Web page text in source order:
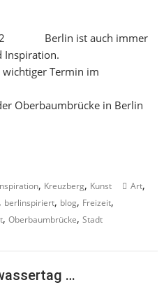
Berlin ist auch immer
Inspiration.
wichtiger Termin im
Oberbaumbrücke in Berlin
, Kreuzberg, Kunst Art,
, berlinspiriert, blog, Freizeit,
,Oberbaumbrücke,Stadt
…